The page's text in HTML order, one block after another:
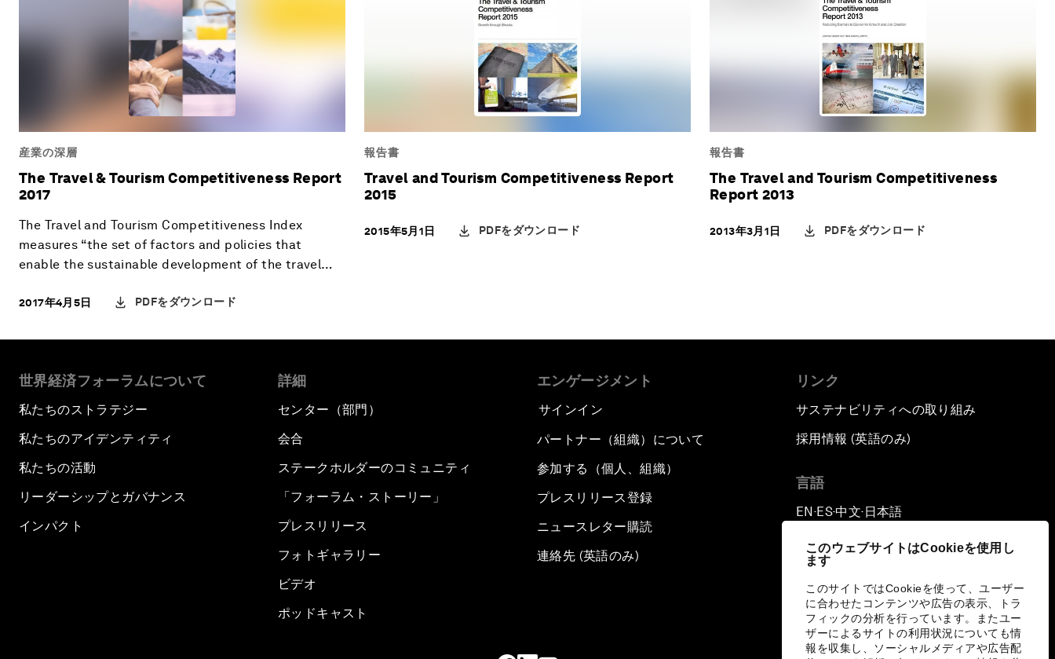
このウェブサイトはCookieを使用し
ます
このサイトではCookieを使って、ユーザー
に合わせたコンテンツや広告の表示、トラ
フィックの分析を行っています。またユー
ザーによるサイトの利用状況についても情
報を収集し、ソーシャルメディアや広告配
産業の深層
The Travel & Tourism Competitiveness Report
2017
The Travel and Tourism Competitiveness Index
measures “the set of factors and policies that
enable the sustainable development of the travel
development and competitiveness of a country”.
2017年4月5日 PDFをダウンロード
報告書
Travel and Tourism Competitiveness Report
2015
2015年5月1日 PDFをダウンロード
報告書
The Travel and Tourism Competitiveness
Report 2013
2013年3月1日 PDFをダウンロード
世界経済フォーラムについて
私たちのストラテジー
私たちのアイデンティティ
私たちの活動
リーダーシップとガバナンス
インパクト
詳細
センター（部門）
会合
ステークホルダーのコミュニティ
「フォーラム・ストーリー」
プレスリリース
フォトギャラリー
ビデオ
ポッドキャスト
エンゲージメント
サインイン
パートナー（組織）について
参加する（個人、組織）
プレスリリース登録
ニュースレター購読
連絡先 (英語のみ)
リンク
サステナビリティへの取り組み
採用情報 (英語のみ)
言語
EN ▪ES▪中文▪ 日本語